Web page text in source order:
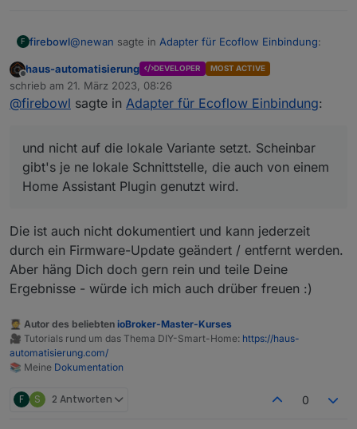
F firebowl@newan sagte in Adapter für Ecoflow Einbindung:
@firebowlHab ich weiter oben schon
geschrieben, ich verstehe den Code nicht.
Müsste ich Hilfe haben. Sehe aber auch hierfür
Schnittstellen die sich jederzeit ändern können
Bin selber ITler aber ich hasse coden und mache da
Was ich nicht verstehe ist, warum man sich auf die
Internetverfügbarkeit und Kooperation des
Herstellers) hat einschießt und nicht auf die lokale
Plugin genutzt wird.
Ist keine Kritik, ich versuche es nur zu verstehen.
Offline
haus-automatisierung DEVELOPER MOST ACTIVE
schrieb am 21. März 2023, 08:26
zuletzt editiert von
@firebowl sagte in Adapter für Ecoflow Einbindung:
und nicht auf die lokale Variante setzt. Scheinbar
gibt's je ne lokale Schnittstelle, die auch von einem
Home Assistant Plugin genutzt wird.
Die ist auch nicht dokumentiert und kann jederzeit
durch ein Firmware-Update geändert / entfernt werden.
Aber häng Dich doch gern rein und teile Deine
Ergebnisse - würde ich mich auch drüber freuen :)
🧑‍🎓 Autor des beliebten ioBroker-Master-Kurses
🎥 Tutorials rund um das Thema DIY-Smart-Home: https://haus-
automatisierung.com/
📚 Meine Dokumentation
F S 2 Antworten 0